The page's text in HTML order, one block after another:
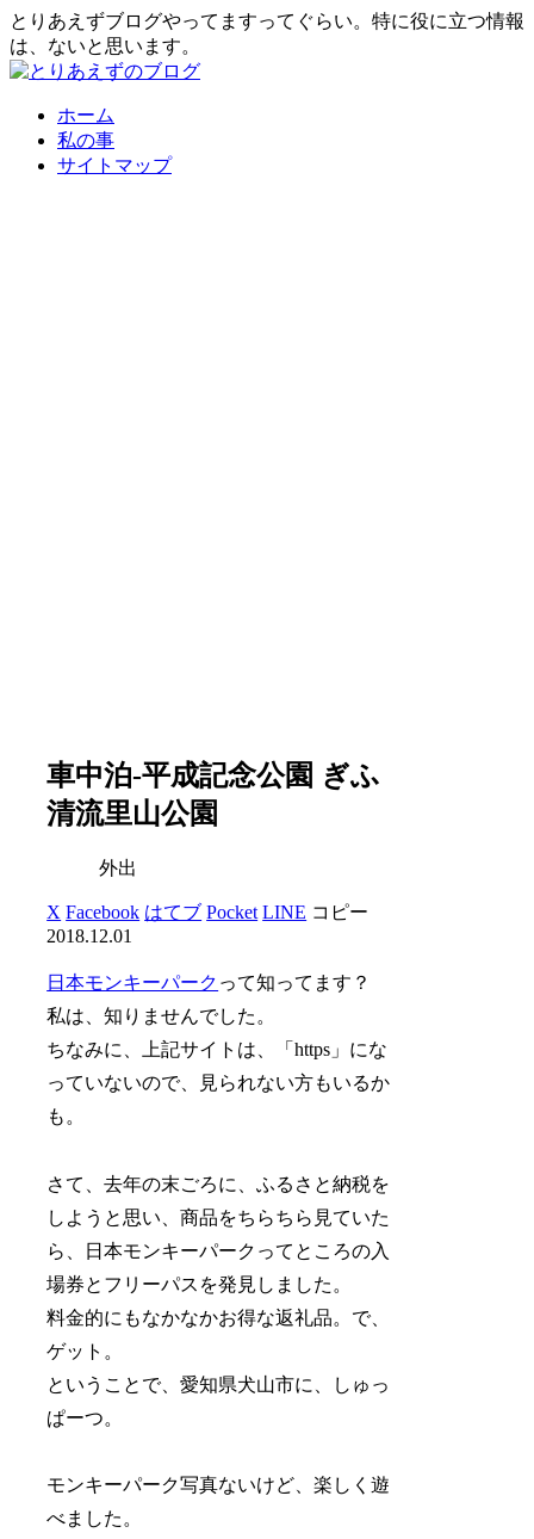
とりあえずブログやってますってぐらい。特に役に立つ情報
は、ないと思います。
ホーム
私の事
サイトマップ
車中泊-平成記念公園 ぎふ
清流里山公園
外出
X Facebook はてブ Pocket LINE コピー
2018.12.01
日本モンキーパーク って知ってます？
私は、知りませんでした。
ちなみに、上記サイトは、「https」にな
っていないので、見られない方もいるか
も。
さて、去年の末ごろに、ふるさと納税を
しようと思い、商品をちらちら見ていた
ら、日本モンキーパークってところの入
場券とフリーパスを発見しました。
料金的にもなかなかお得な返礼品。で、
ゲット。
ということで、愛知県犬山市に、しゅっ
ぱーつ。
モンキーパーク写真ないけど、楽しく遊
べました。